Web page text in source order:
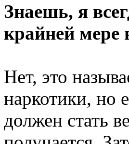
Знаешь, я
крайней мере
Нет, это
наркотики, но
должен стать